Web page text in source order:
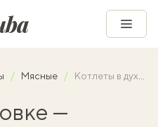
Мясные Котлеты в духовке — просто, аппетитно, некалорийно
—